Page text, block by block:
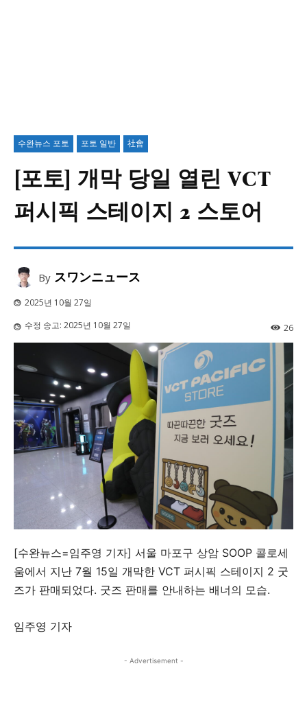
수완뉴스 포토 포토 일반 社會
[포토] 개막 당일 열린 VCT
퍼시픽 스테이지 2 스토어
By スワンニュース
2025년 10월 27일
수정 송고: 2025년 10월 27일 26
[수완뉴스=임주영 기자] 서울 마포구 상암 SOOP 콜로세
움에서 지난 7월 15일 개막한 VCT 퍼시픽 스테이지 2 굿
즈가 판매되었다. 굿즈 판매를 안내하는 배너의 모습.
임주영 기자
- Advertisement -